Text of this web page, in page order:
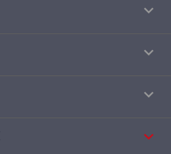



